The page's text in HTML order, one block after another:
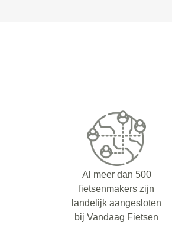
Al meer dan 500
fietsenmakers zijn
landelijk aangesloten
bij Vandaag Fietsen